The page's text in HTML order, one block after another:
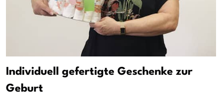
Individuell gefertigte Geschenke zur
Geburt